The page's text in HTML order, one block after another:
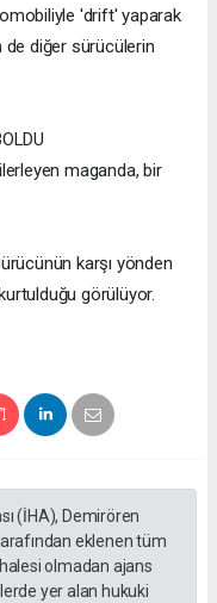
'drift' yaparak
de diğer sürücülerin
maganda, bir
karşı yönden
görülüyor.
(İHA), Demirören
eklenen tüm
olmadan ajans
yer alan hukuki